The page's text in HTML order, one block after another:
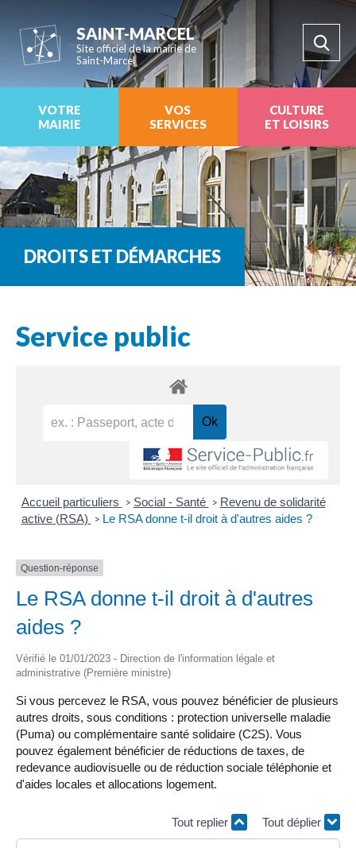
SAINT-MARCEL
Site officiel de la mairie de
Saint-Marcel
VOTRE
MAIRIE
VOS
SERVICES
CULTURE
ET LOISIRS
DROITS ET DÉMARCHES
Service public
Accueil particuliers > Social - Santé > Revenu de solidarité
active (RSA)
> Le RSA donne t-il droit à d'autres aides ?
Question-réponse
Le RSA donne t-il droit à d'autres
aides ?
Vérifié le 01/01/2023 - Direction de l'information légale et
administrative (Première ministre)
Si vous percevez le RSA, vous pouvez bénéficier de plusieurs
autres droits, sous conditions : protection universelle maladie
(Puma) ou complémentaire santé solidaire (C2S). Vous
pouvez également bénéficier de réductions de taxes, de
redevance audiovisuelle ou de réduction sociale téléphonie et
d'aides locales et allocations logement.
Tout replier Tout déplier